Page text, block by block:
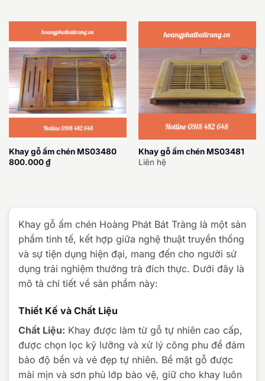
Khay gỗ ấm chén MS03480
800.000₫
Khay gỗ ấm chén MS03481
Liên hệ
Khay gỗ ấm chén Hoàng Phát Bát Tràng là một sản
phẩm tinh tế, kết hợp giữa nghệ thuật truyền thống
và sự tiện dụng hiện đại, mang đến cho người sử
dụng trải nghiệm thưởng trà đích thực. Dưới đây là
mô tả chi tiết về sản phẩm này:
Thiết Kế và Chất Liệu
Chất Liệu: Khay được làm từ gỗ tự nhiên cao cấp,
được chọn lọc kỹ lưỡng và xử lý công phu để đảm
bảo độ bền và vẻ đẹp tự nhiên. Bề mặt gỗ được
mài mịn và sơn phủ lớp bảo vệ, giữ cho khay luôn